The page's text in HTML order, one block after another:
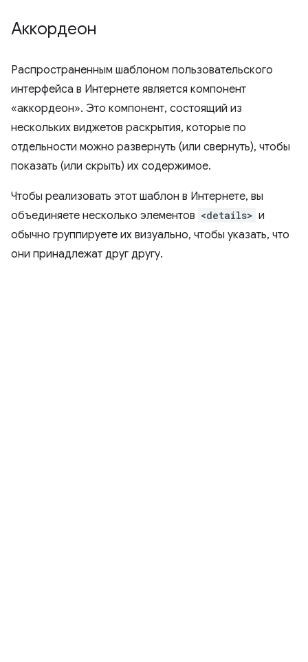
Аккордеон
Распространенным шаблоном пользовательского
интерфейса в Интернете является компонент
«аккордеон». Это компонент, состоящий из
нескольких виджетов раскрытия, которые по
отдельности можно развернуть (или свернуть), чтобы
показать (или скрыть) их содержимое.
Чтобы реализовать этот шаблон в Интернете, вы
объединяете несколько элементов <details> и
обычно группируете их визуально, чтобы указать, что
они принадлежат друг другу.